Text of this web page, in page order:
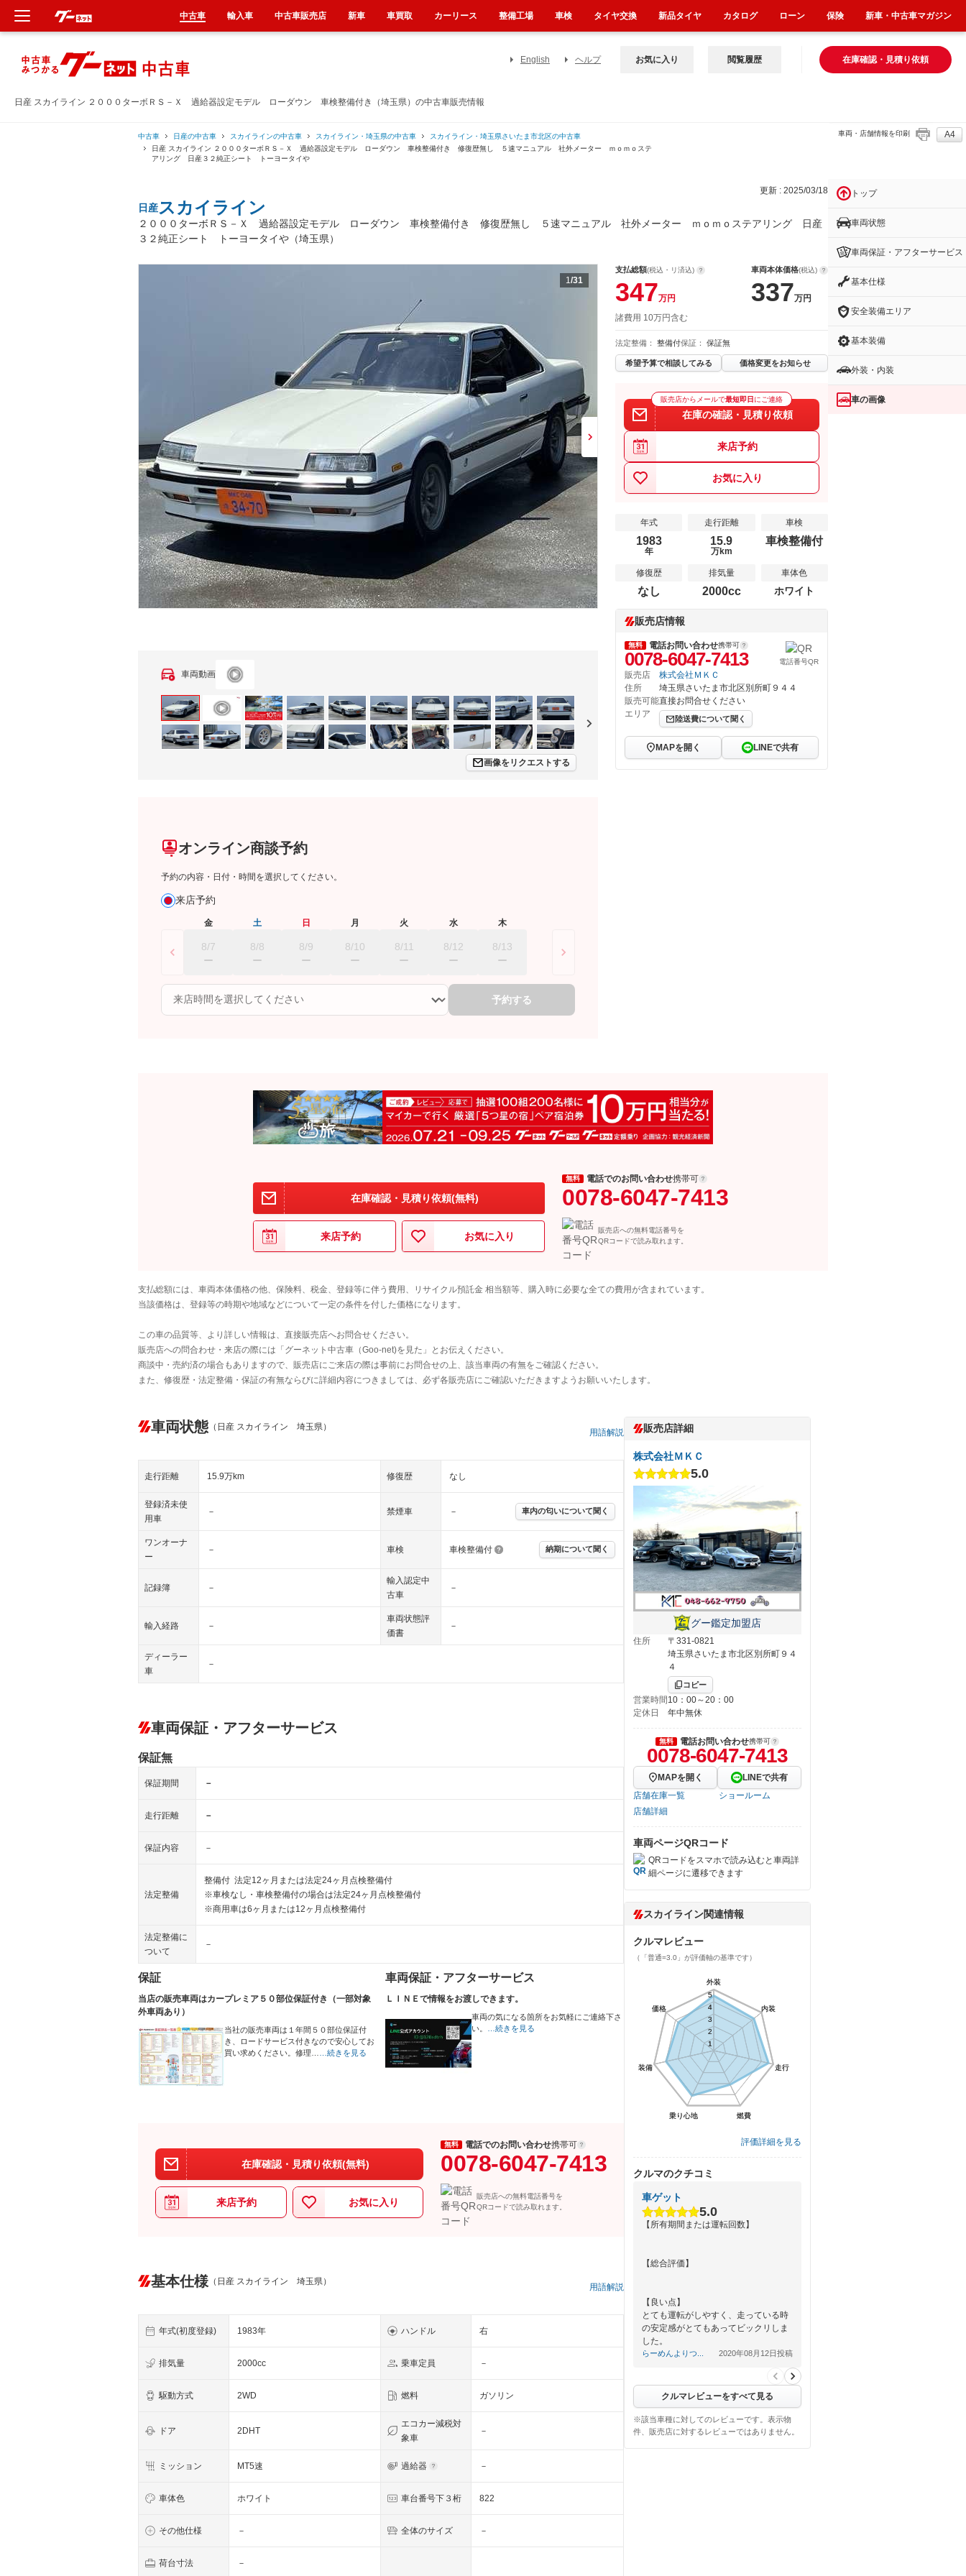
日産 スカイライン ２０００ターボＲＳ－Ｘ 過給器設定モデル ローダウン 車検整備付き（埼玉県）の中古車販売情報
English ヘルプ 在庫確認・見積り依頼
お気に入り 閲覧履歴
中古車 日産の中古車 スカイラインの中古車 スカイライン・埼玉県の中古車
スカイライン・埼玉県さいたま市北区の中古車
日産 スカイライン ２０００ターボＲＳ－Ｘ 過給器設定モデル ローダウン 車検整備付き 修復歴無し ５速マニュアル 社外メーター ｍｏｍｏステ
アリング 日産３２純正シート トーヨータイや
車両・店舗情報を印刷 A4
更新 : 2025/03/18
日産スカイライン
２０００ターボＲＳ－Ｘ 過給器設定モデル ローダウン 車検整備付き 修復歴無し ５速マニュアル 社外メーター ｍｏｍｏステアリング 日産
３２純正シート トーヨータイや（埼玉県）
1/31
車両動画
画像をリクエストする
オンライン商談予約
予約の内容・日付・時間を選択してください。
来店予約
金
8/7
土
8/8
日
8/9
月
8/10
火
8/11
水
8/12
木
8/13
予約する
支払総額(税込・リ済込)
347万円
車両本体価格(税込)
337万円
諸費用 10万円含む
法定整備： 整備付保証： 保証無
希望予算で相談してみる 価格変更をお知らせ
販売店からメールで最短即日 にご連絡
在庫の確認・見積り依頼
来店予約
お気に入り
年式
1983
年
走行距離
15.9
万km
車検
車検整備付
修復歴
なし
排気量
2000cc
車体色
ホワイト
販売店情報
無料 電話お問い合わせ携帯可
0078-6047-7413 電話番号QR
販売店
株式会社ＭＫＣ
住所
埼玉県さいたま市北区別所町９４４
販売可能
エリア
直接お問合せください
陸送費について聞く
MAPを開く LINEで共有
在庫確認・見積り依頼(無料)
来店予約 お気に入り
無料 電話でのお問い合わせ携帯可
0078-6047-7413
販売店への無料電話番号を
QRコードで読み取れます。
支払総額には、車両本体価格の他、保険料、税金、登録等に伴う費用、リサイクル預託金 相当額等、購入時に必要な全ての費用が含まれています。
当該価格は、登録等の時期や地域などについて一定の条件を付した価格になります。
この車の品質等、より詳しい情報は、直接販売店へお問合せください。
販売店への問合わせ・来店の際には「グーネット中古車（Goo-net)を見た」とお伝えください。
商談中・売約済の場合もありますので、販売店にご来店の際は事前にお問合せの上、該当車両の有無をご確認ください。
また、修復歴・法定整備・保証の有無ならびに詳細内容につきましては、必ず各販売店にご確認いただきますようお願いいたします。
車両状態 （日産 スカイライン 埼玉県）
用語解説
走行距離 15.9万km 修復歴 なし
登録済未使
用車
－ 禁煙車 － 車内の匂いについて聞く
ワンオーナ
ー
－ 車検 車検整備付 納期について聞く
記録簿 －
輸入認定中
古車
－
輸入経路 －
車両状態評
価書
－
ディーラー
車
－
車両保証・アフターサービス
保証無
保証期間 －
走行距離 －
保証内容 －
法定整備
整備付 法定12ヶ月または法定24ヶ月点検整備付
※車検なし・車検整備付の場合は法定24ヶ月点検整備付
※商用車は6ヶ月または12ヶ月点検整備付
法定整備に
ついて
－
保証
当店の販売車両はカープレミア５０部位保証付き（一部対象
外車両あり）
当社の販売車両は１年間５０部位保証付
き、ロードサービス付きなので安心してお
買い求めください。修理…
…続きを見る
車両保証・アフターサービス
ＬＩＮＥで情報をお渡しできます。
車両の気になる箇所をお気軽にご連絡下さ
い。
…続きを見る
在庫確認・見積り依頼(無料)
来店予約 お気に入り
無料 電話でのお問い合わせ携帯可
0078-6047-7413
販売店への無料電話番号を
QRコードで読み取れます。
基本仕様 （日産 スカイライン 埼玉県）
用語解説
年式(初度登録) 1983年 ハンドル 右
排気量 2000cc 乗車定員 －
駆動方式 2WD 燃料 ガソリン
ドア 2DHT
エコカー減税対
象車
－
ミッション MT5速 過給器 －
車体色 ホワイト 車台番号下３桁 822
その他仕様 － 全体のサイズ －
荷台寸法 －
販売店詳細
株式会社ＭＫＣ
5.0
グー鑑定加盟店
住所
〒331-0821
埼玉県さいたま市北区別所町９４
４
コピー
営業時間 10：00～20：00
定休日
年中無休
無料 電話お問い合わせ携帯可
0078-6047-7413
MAPを開く
LINEで共有
店舗在庫一覧
ショールーム
店舗詳細
車両ページQRコード
QRコードをスマホで読み込むと車両詳
細ページに遷移できます
スカイライン関連情報
クルマレビュー
（「普通=3.0」が評価軸の基準です）
外装
内装
走行
燃費
乗り心地
装備
価格
1
2
3
4
5
外装
内装
走行
燃費
乗り心地
装備
価格
1
2
3
4
5
評価詳細を見る
クルマのクチコミ
車ゲット
5.0
【所有期間または運転回数】
【総合評価】
【良い点】
とても運転がしやすく、走っている時
の安定感がとてもあってビックリしま
した。
私が運転慣れしていないので全長が長
く運転が大変です。
らーめんよりつ... 2020年08月12日投稿
クルマレビューをすべて見る
※該当車種に対してのレビューです。表示物
件、販売店に対するレビューではありません。
トップ
車両状態
車両保証・アフターサービス
基本仕様
安全装備エリア
基本装備
外装・内装
車の画像
中古車 輸入車 中古車販売店 新車 車買取 カーリース 整備工場 車検 タイヤ交換 新品タイヤ カタログ ローン 保険 新車・中古車マガジン
新車
中古車